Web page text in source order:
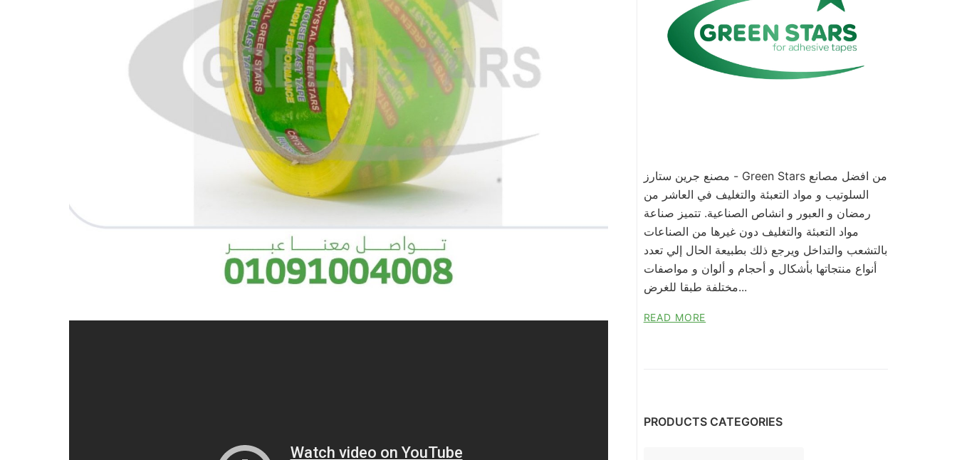
مصنع جرين ستارز - Green Stars من افضل مصانع
السلوتيب و مواد التعبئة والتغليف في العاشر من
رمضان و العبور و انشاص الصناعية. تتميز صناعة
مواد التعبئة والتغليف دون غيرها من الصناعات
بالتشعب والتداخل ويرجع ذلك بطبيعة الحال إلي تعدد
أنواع منتجاتها بأشكال و أحجام و ألوان و مواصفات
مختلفة طبقا للغرض...
READ MORE
PRODUCTS CATEGORIES